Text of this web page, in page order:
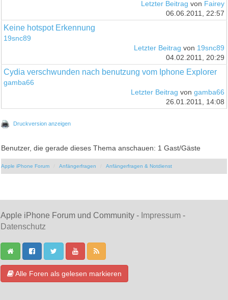
Letzter Beitrag von Fairey
06.06.2011, 22:57
Keine hotspot Erkennung
19snc89
Letzter Beitrag von 19snc89
04.02.2011, 20:29
Cydia verschwunden nach benutzung vom Iphone Explorer
gamba66
Letzter Beitrag von gamba66
26.01.2011, 14:08
Druckversion anzeigen
Benutzer, die gerade dieses Thema anschauen: 1 Gast/Gäste
Apple iPhone Forum Anfängerfragen Anfängerfragen & Notdienst
Apple iPhone Forum und Community - Impressum -
Datenschutz
Alle Foren als gelesen markieren